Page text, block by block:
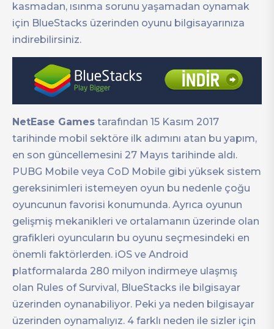
kasmadan, ısınma sorunu yaşamadan oynamak
için BlueStacks üzerinden oyunu bilgisayarınıza
indirebilirsiniz.
NetEase Games tarafından 15 Kasım 2017
tarihinde mobil sektöre ilk adımını atan bu yapım,
en son güncellemesini 27 Mayıs tarihinde aldı.
PUBG Mobile veya CoD Mobile gibi yüksek sistem
gereksinimleri istemeyen oyun bu nedenle çoğu
oyuncunun favorisi konumunda. Ayrıca oyunun
gelişmiş mekanikleri ve ortalamanın üzerinde olan
grafikleri oyuncuların bu oyunu seçmesindeki en
önemli faktörlerden. iOS ve Android
platformalarda 280 milyon indirmeye ulaşmış
olan Rules of Survival, BlueStacks ile bilgisayar
üzerinden oynanabiliyor. Peki ya neden bilgisayar
üzerinden oynamalıyız. 4 farklı neden ile sizler için